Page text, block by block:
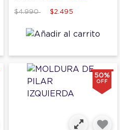
Price reduced from
$4.990to $2.495
50%
OFF